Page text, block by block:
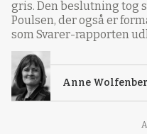
gris. Den beslutning tog
Poulsen, der også er
som Svarer-rapporten
Anne